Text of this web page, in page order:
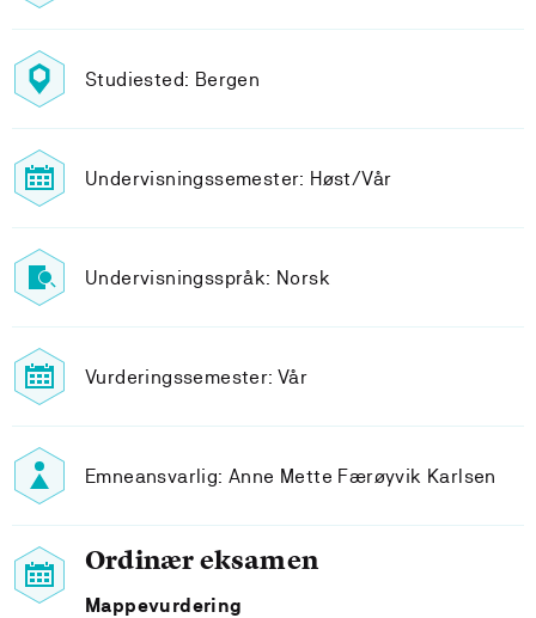
Studiested: Bergen
Undervisningssemester: Høst/Vår
Undervisningsspråk: Norsk
Vurderingssemester: Vår
Emneansvarlig: Anne Mette Færøyvik Karlsen
Ordinær eksamen
Mappevurdering